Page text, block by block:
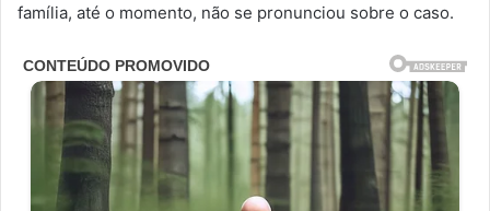
família, até o momento, não se pronunciou sobre o caso.